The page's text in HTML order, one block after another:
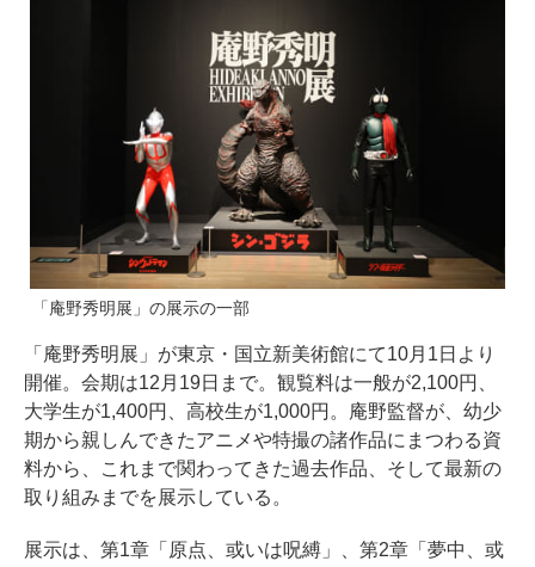
「庵野秀明展」の展示の一部
「庵野秀明展」が東京・国立新美術館にて10月1日より
開催。会期は12月19日まで。観覧料は一般が2,100円、
大学生が1,400円、高校生が1,000円。庵野監督が、幼少
期から親しんできたアニメや特撮の諸作品にまつわる資
料から、これまで関わってきた過去作品、そして最新の
取り組みまでを展示している。
展示は、第1章「原点、或いは呪縛」、第2章「夢中、或